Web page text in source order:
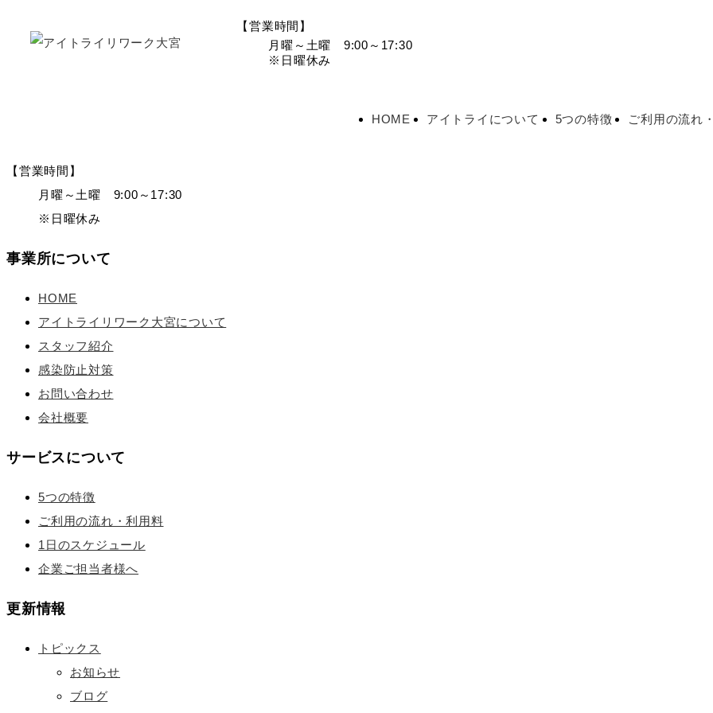
【営業時間】
月曜～土曜 9:00～17:30
※日曜休み
HOME アイトライについて 5つの特徴 ご利用の流れ
【営業時間】
月曜～土曜 9:00～17:30
※日曜休み
事業所について
HOME
アイトライリワーク大宮について
スタッフ紹介
感染防止対策
お問い合わせ
会社概要
サービスについて
5つの特徴
ご利用の流れ・利用料
1日のスケジュール
企業ご担当者様へ
更新情報
トピックス
お知らせ
ブログ